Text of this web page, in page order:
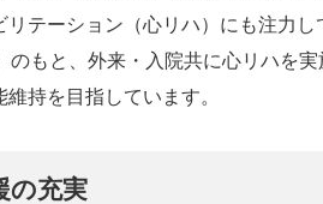
リテーション（心リハ）にも注力
のもと、外来・入院共に心リハを
持を目指しています。
の充実